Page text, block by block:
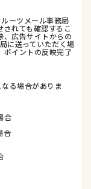
ーツメール事務局
れても確認するこ
広告サイトからの
に送っていただく場
ポイントの反映完了
る場合がありま
合
合